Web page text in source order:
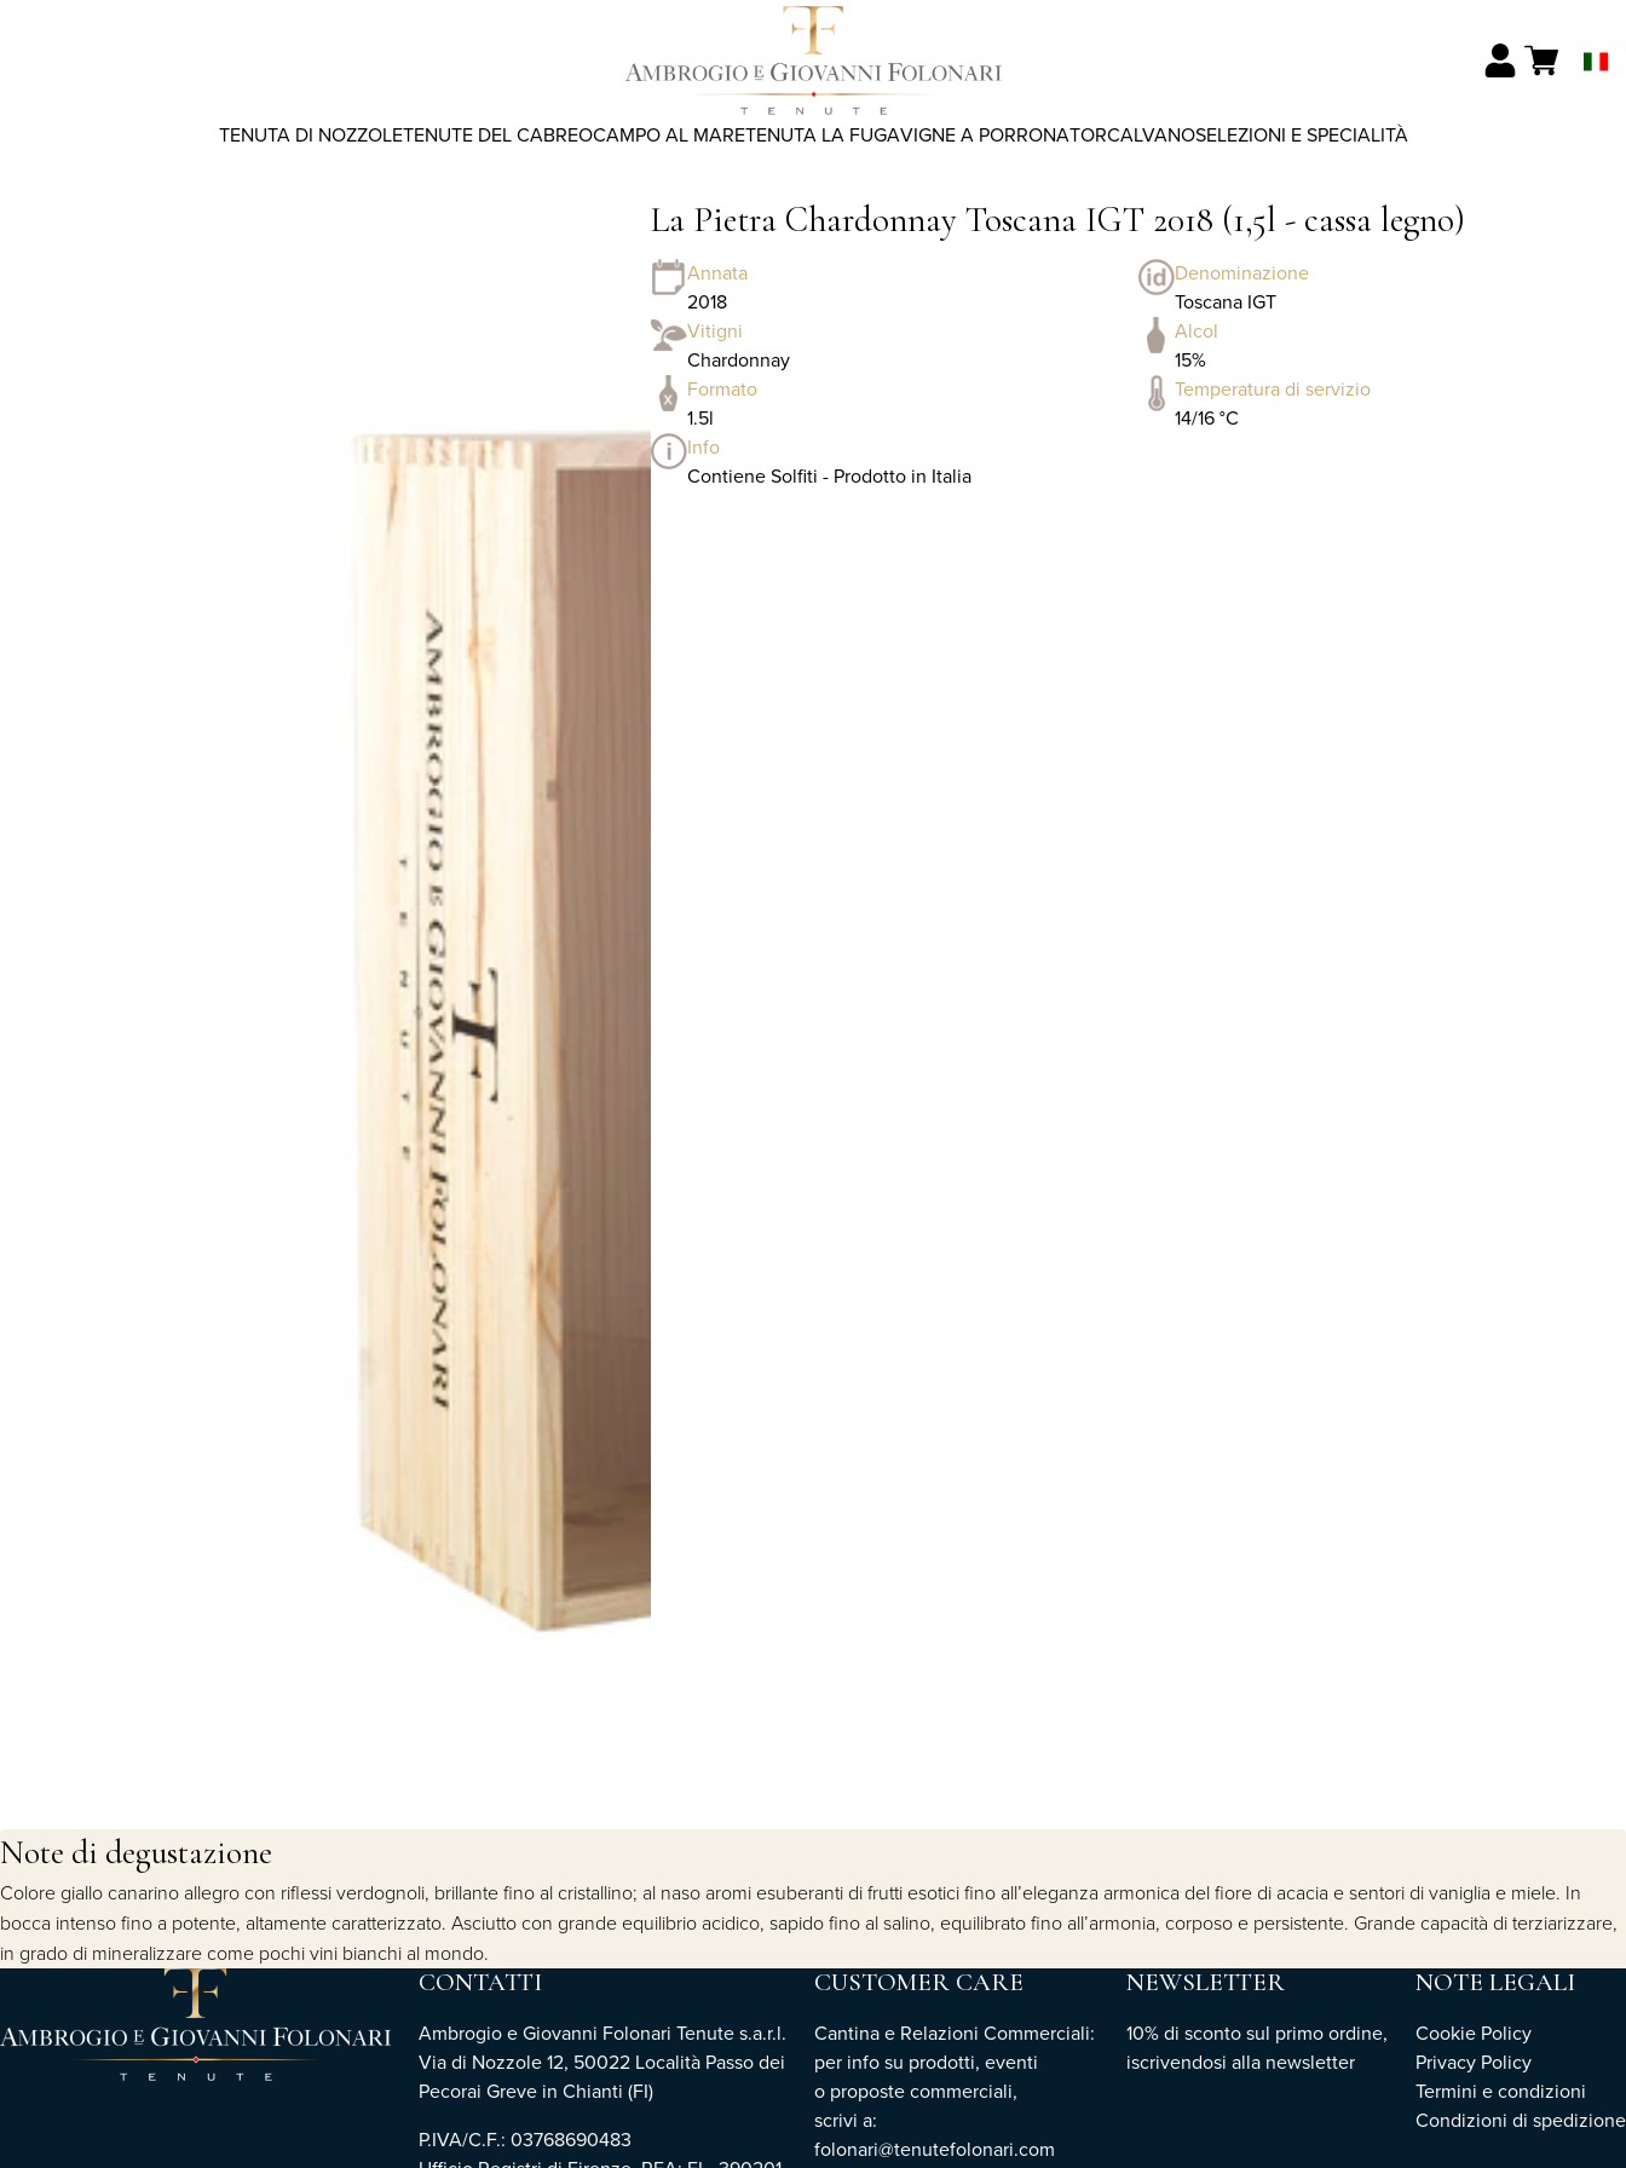
TENUTA DI NOZZOLETENUTE DEL CABREOCAMPO AL MARETENUTA LA FUGAVIGNE A PORRONATORCALVANOSELEZIONI E SPECIALITÀ
La Pietra Chardonnay Toscana IGT 2018 (1,5l - cassa legno)
Annata
2018
Denominazione
Toscana IGT
Vitigni
Chardonnay
Alcol
15%
Formato
1.5l
Temperatura di servizio
14/16 °C
Info
Contiene Solfiti - Prodotto in Italia
Note di degustazione
Colore giallo canarino allegro con riflessi verdognoli, brillante fino al cristallino; al naso aromi esuberanti di frutti esotici fino all’eleganza armonica del fiore di acacia e sentori di vaniglia e miele. In
bocca intenso fino a potente, altamente caratterizzato. Asciutto con grande equilibrio acidico, sapido fino al salino, equilibrato fino all’armonia, corposo e persistente. Grande capacità di terziarizzare,
in grado di mineralizzare come pochi vini bianchi al mondo.
CONTATTI
Ambrogio e Giovanni Folonari Tenute s.a.r.l.
Via di Nozzole 12, 50022 Località Passo dei
Pecorai Greve in Chianti (FI)
P.IVA/C.F.: 03768690483
CUSTOMER CARE
Cantina e Relazioni Commerciali:
per info su prodotti, eventi
o proposte commerciali,
scrivi a:
folonari@tenutefolonari.com
NEWSLETTER
10% di sconto sul primo ordine,
iscrivendosi alla newsletter
NOTE LEGALI
Cookie Policy
Privacy Policy
Termini e condizioni
Condizioni di spedizione